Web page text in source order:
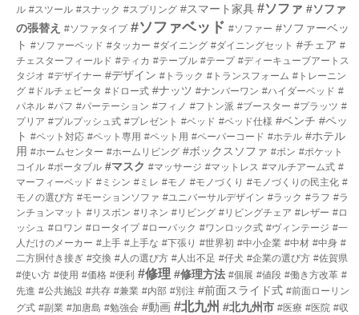
ル #スツール #スナック #スプリング #スマート家具 #ソファ #ソファ
の張替え #ソファタイプ #ソファベッド #ソファー #ソファーベッ
ト #ソファーベッド #タッカー #ダイニング #ダイニングセット #チェア #
チェスターフィールド #ティカ #テーブル #テープ #ディーキューブアートス
タジオ #デザイナー #デザイン #トラック #トランスフォーム #トレーニン
グ #ドルチェビータ #ドロー式 #ナッツ #ナンバーワン #ハイダーベッド #
パネル #パフ #パーテーション #フィノ #フトン派 #ブースター #プラッツ #
プリア #プルプッシュ式 #プレゼント #ベッド #ベッド仕様 #ベンチ #ペッ
ト #ペット対応 #ペット専用 #ペット用 #ペーパーコード #ホテル #ホテル
用 #ホームセンター #ホームリビング #ボックスソファ #ボン #ポケット
コイル #ポータブル #マスク #マッサージ #マットレス #マルチアーム式 #
マーフィーベッド #ミシン #ミレ #モノ #モノづくり #モノづくりの民主化 #
モノの選び方 #モーションソファ #ユニバーサルデザイン #ラック #ラフ #ラ
ンチョンマット #リスボン #リネン #リビング #リビングチェア #レザー #ロ
ッシュ #ロワン #ロータイプ #ローバック #ワンロック式 #ヴィンテージ #一
人だけのメーカー #上手 #上手な #下張り #世界初 #中小企業 #中材 #中身 #
二方胴付き接ぎ #交換 #人の選び方 #人出不足 #仔犬 #企業の選び方 #佐賀県
#使い方 #使用 #価格 #便利 #修理 #修理方法 #個展 #値段 #働き方改革 #
先進 #公共施設 #共存 #兼業 #内部 #別注 #前面スライド式 #前面ローリン
グ式 #副業 #加唐島 #勉強会 #動画 #北九州 #北九州市 #医療 #医院 #収